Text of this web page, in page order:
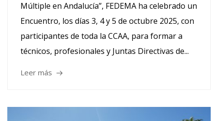
Múltiple en Andalucía”, FEDEMA ha celebrado un
Encuentro, los días 3, 4 y 5 de octubre 2025, con
participantes de toda la CCAA, para formar a
técnicos, profesionales y Juntas Directivas de...
Leer más